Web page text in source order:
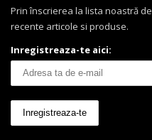
Prin înscrierea la lista noastră
recente articole si produse.
Inregistreaza-te aici: